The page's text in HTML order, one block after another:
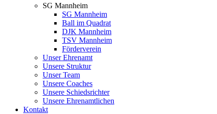
SG Mannheim
SG Mannheim
Ball im Quadrat
DJK Mannheim
TSV Mannheim
Förderverein
Unser Ehrenamt
Unsere Struktur
Unser Team
Unsere Coaches
Unsere Schiedsrichter
Unsere Ehrenamtlichen
Kontakt